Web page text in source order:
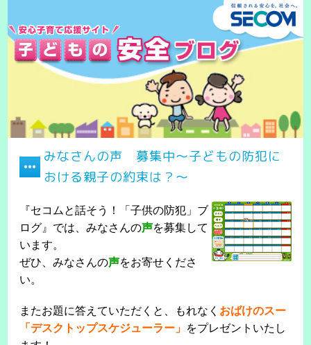
みなさんの声 募集中～子どもの防犯に
おける親子の約束は？～
『セコムと話そう！「子供の防犯」ブ
ログ』では、みなさんの声を募集して
います。
ぜひ、みなさんの声をお寄せくださ
い。
またお題に答えていただくと、もれなく おばけのスー
「デスクトップスケジューラー」 をプレゼントいたし